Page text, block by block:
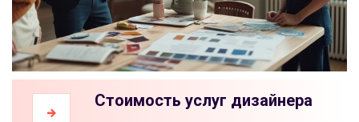
Стоимость услуг дизайнера